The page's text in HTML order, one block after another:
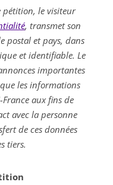
pétition, le visiteur
, transmet son
postal et pays, dans
et identifiable. Le
importantes
les informations
France aux fins de
avec la personne
de ces données
tiers.